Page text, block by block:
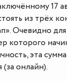
17
из трёх
Очевидно
эта
онлайн).